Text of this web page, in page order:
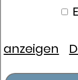
anzeigen